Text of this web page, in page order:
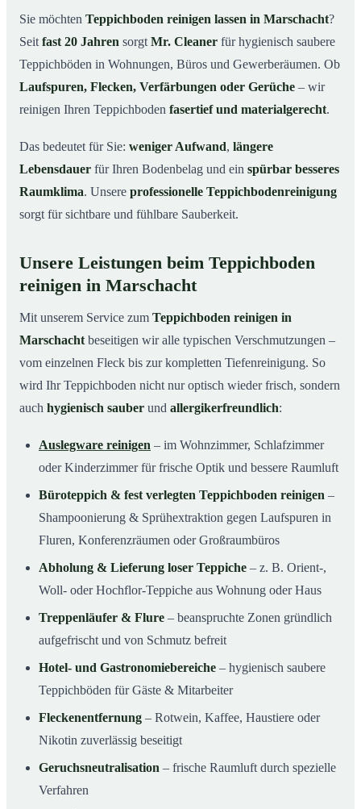
Warum Teppichboden reinigen mit Mr. Cleaner in
Marschacht?
So funktioniert’s
Umgebung
Jetzt Angebot einholen
07So reinigen unsere Profis Teppichböden in Marschacht
Sie möchten Teppichboden reinigen lassen in Marschacht?
Seit fast 20 Jahren sorgt Mr. Cleaner für hygienisch saubere
Teppichböden in Wohnungen, Büros und Gewerberäumen. Ob
Laufspuren, Flecken, Verfärbungen oder Gerüche – wir
reinigen Ihren Teppichboden fasertief und materialgerecht.
Das bedeutet für Sie: weniger Aufwand, längere
Lebensdauer für Ihren Bodenbelag und ein spürbar besseres
Raumklima. Unsere professionelle Teppichbodenreinigung
sorgt für sichtbare und fühlbare Sauberkeit.
Unsere Leistungen beim Teppichboden
reinigen in Marschacht
Mit unserem Service zum Teppichboden reinigen in
Marschacht beseitigen wir alle typischen Verschmutzungen –
vom einzelnen Fleck bis zur kompletten Tiefenreinigung. So
wird Ihr Teppichboden nicht nur optisch wieder frisch, sondern
auch hygienisch sauber und allergikerfreundlich:
Auslegware reinigen – im Wohnzimmer, Schlafzimmer
oder Kinderzimmer für frische Optik und bessere Raumluft
Büroteppich & fest verlegten Teppichboden reinigen –
Shampoonierung & Sprühextraktion gegen Laufspuren in
Fluren, Konferenzräumen oder Großraumbüros
Abholung & Lieferung loser Teppiche – z. B. Orient-,
Woll- oder Hochflor-Teppiche aus Wohnung oder Haus
Treppenläufer & Flure – beanspruchte Zonen gründlich
aufgefrischt und von Schmutz befreit
Hotel- und Gastronomiebereiche – hygienisch saubere
Teppichböden für Gäste & Mitarbeiter
Fleckenentfernung – Rotwein, Kaffee, Haustiere oder
Nikotin zuverlässig beseitigt
Geruchsneutralisation – frische Raumluft durch spezielle
Verfahren